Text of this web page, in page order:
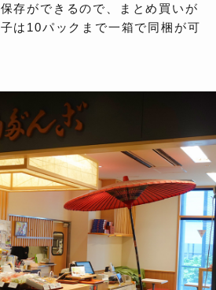
存ができるので、まとめ買いが
は10パックまで一箱で同梱が可